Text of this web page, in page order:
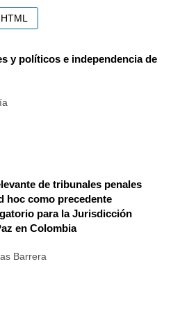
HTML
y políticos e independencia de
de tribunales penales
hoc como precedente
para la Jurisdicción
en Colombia
Barrera